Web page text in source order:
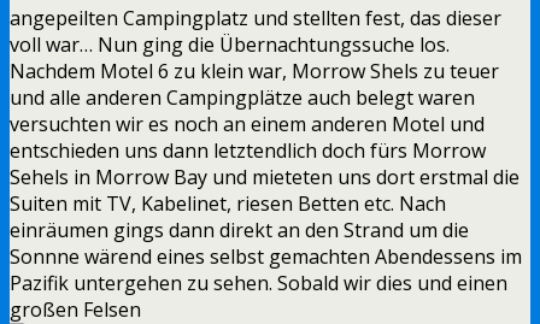
angepeilten Campingplatz und stellten fest, das dieser
voll war… Nun ging die Übernachtungssuche los.
Nachdem Motel 6 zu klein war, Morrow Shels zu teuer
und alle anderen Campingplätze auch belegt waren
versuchten wir es noch an einem anderen Motel und
entschieden uns dann letztendlich doch fürs Morrow
Sehels in Morrow Bay und mieteten uns dort erstmal die
Suiten mit TV, Kabelinet, riesen Betten etc. Nach
einräumen gings dann direkt an den Strand um die
Sonnne wärend eines selbst gemachten Abendessens im
Pazifik untergehen zu sehen. Sobald wir dies und einen
großen Felsen